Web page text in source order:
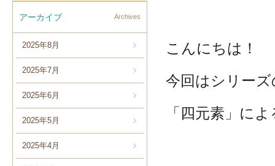
アーカイブ Archives
2025年8月
2025年7月
2025年6月
2025年5月
2025年4月
こんにちは！
今回はシリー
「四元素」に